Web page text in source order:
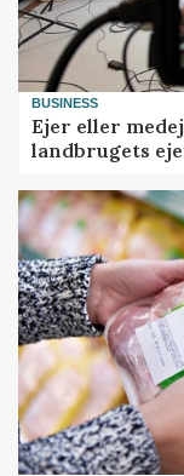
BUSINESS
Ejer eller
landbrugets